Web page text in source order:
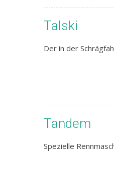
Talski
Der in der
Tandem
Spezielle